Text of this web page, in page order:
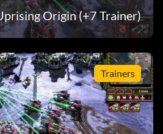
Origin (+7 Trainer)
Trainers